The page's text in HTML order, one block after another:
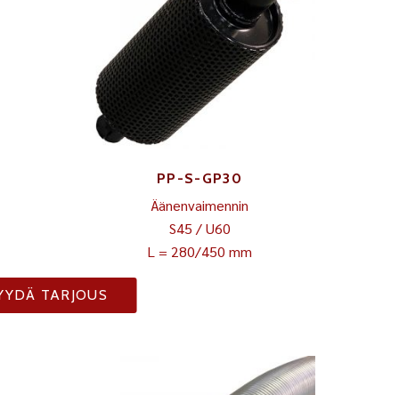
PP-S-GP30
Äänenvaimennin
S45 / U60
L = 280/450 mm
TARJOUS